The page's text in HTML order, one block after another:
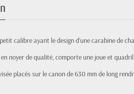
calibre ayant le design d’une carabine de
noyer de qualité, comporte une joue et
placés sur le canon de 630 mm de long